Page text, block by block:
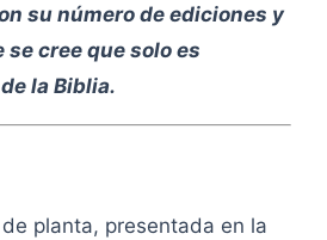
su número de ediciones y
cree que solo es
la Biblia.
planta, presentada en la